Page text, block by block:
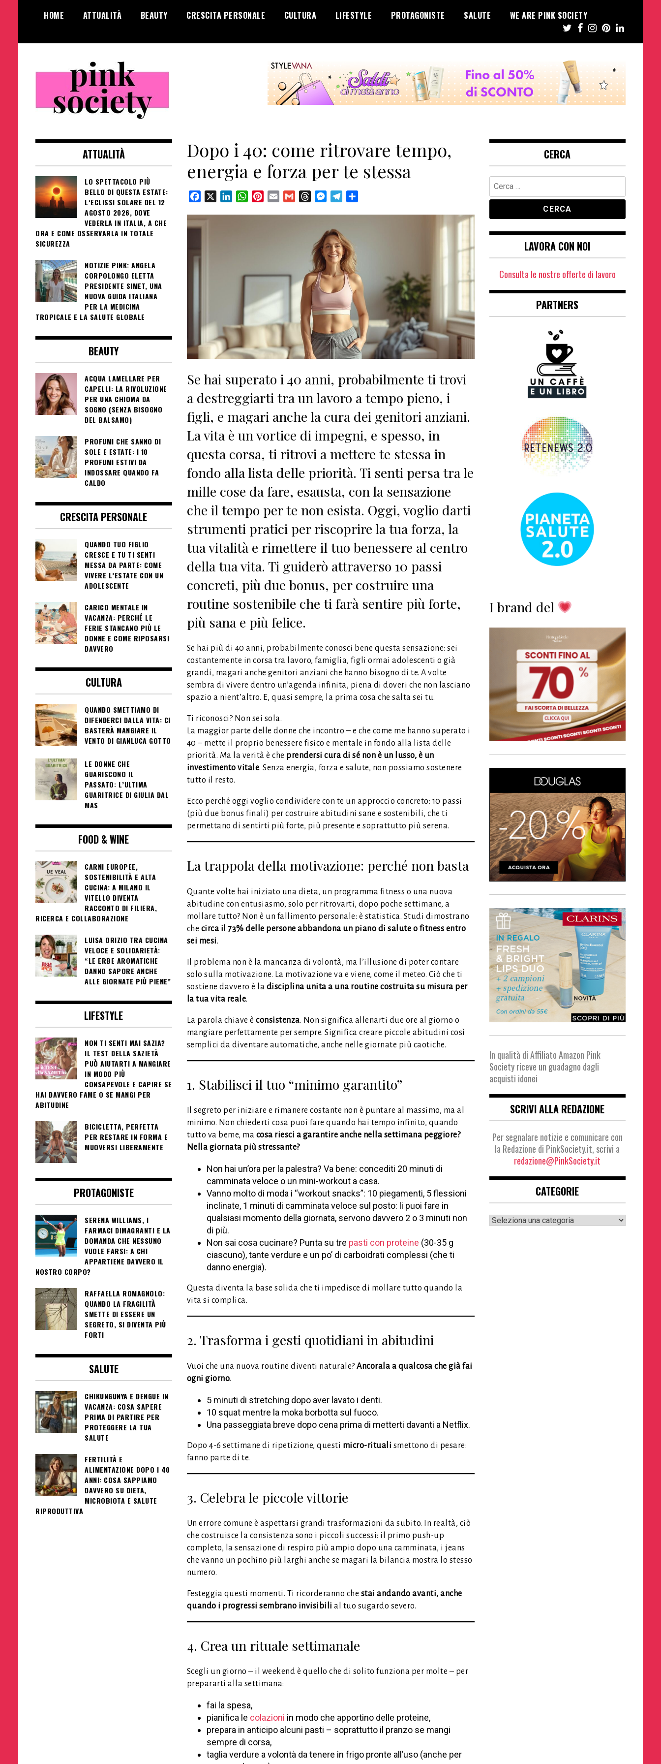
HOME ATTUALITÀ BEAUTY CRESCITA PERSONALE CULTURA LIFESTYLE PROTAGONISTE SALUTE WE ARE PINK SOCIETY
Pink Society
femminile
Dopo i 40: come ritrovare tempo,
energia e forza per te stessa
Facebook LinkedInWhatsAppPinterest
Email Gmail ThreadsMessenger
Telegram
Se hai superato i 40 anni, probabilmente ti trovi
a destreggiarti tra un lavoro a tempo pieno, i
figli, e magari anche la cura dei genitori anziani.
La vita è un vortice di impegni, e spesso, in
questa corsa, ti ritrovi a mettere te stessa in
fondo alla lista delle priorità. Ti senti persa tra le
mille cose da fare, esausta, con la sensazione
che il tempo per te non esista. Oggi, voglio darti
strumenti pratici per riscoprire la tua forza, la
tua vitalità e rimettere il tuo benessere al centro
della tua vita. Ti guiderò attraverso 10 passi
concreti, più due bonus, per costruire una
routine sostenibile che ti farà sentire più forte,
più sana e più felice.
Se hai più di 40 anni, probabilmente conosci bene questa sensazione: sei
costantemente in corsa tra lavoro, famiglia, figli ormai adolescenti o già
grandi, magari anche genitori anziani che hanno bisogno di te. A volte
sembra di vivere dentro un’agenda infinita, piena di doveri che non lasciano
spazio a nient’altro. E, quasi sempre, la prima cosa che salta sei tu.
Ti riconosci? Non sei sola.
La maggior parte delle donne che incontro – e che come me hanno superato i
40 – mette il proprio benessere fisico e mentale in fondo alla lista delle
priorità. Ma la verità è che prendersi cura di sé non è un lusso, è un
investimento vitale. Senza energia, forza e salute, non possiamo sostenere
tutto il resto.
Ecco perché oggi voglio condividere con te un approccio concreto: 10 passi
(più due bonus finali) per costruire abitudini sane e sostenibili, che ti
permettano di sentirti più forte, più presente e soprattutto più serena.
La trappola della motivazione: perché non basta
Quante volte hai iniziato una dieta, un programma fitness o una nuova
abitudine con entusiasmo, solo per ritrovarti, dopo poche settimane, a
mollare tutto? Non è un fallimento personale: è statistica. Studi dimostrano
che circa il 73% delle persone abbandona un piano di salute o fitness entro
sei mesi.
Il problema non è la mancanza di volontà, ma l’illusione di poter contare
solo sulla motivazione. La motivazione va e viene, come il meteo. Ciò che ti
sostiene davvero è la disciplina unita a una routine costruita su misura per
la tua vita reale.
La parola chiave è consistenza. Non significa allenarti due ore al giorno o
mangiare perfettamente per sempre. Significa creare piccole abitudini così
semplici da diventare automatiche, anche nelle giornate più caotiche.
1. Stabilisci il tuo “minimo garantito”
Il segreto per iniziare e rimanere costante non è puntare al massimo, ma al
minimo. Non chiederti cosa puoi fare quando hai tempo infinito, quando
tutto va beme, ma cosa riesci a garantire anche nella settimana peggiore?
Nella giornata più stressante?
Non hai un’ora per la palestra? Va bene: concediti 20 minuti di
camminata veloce o un mini-workout a casa.
Vanno molto di moda i “workout snacks”: 10 piegamenti, 5 flessioni
inclinate, 1 minuti di camminata veloce sul posto: li puoi fare in
qualsiasi momento della giornata, servono davvero 2 o 3 minuti non
di più.
Non sai cosa cucinare? Punta su tre pasti con proteine (30-35 g
ciascuno), tante verdure e un po’ di carboidrati complessi (che ti
danno energia).
Questa diventa la base solida che ti impedisce di mollare tutto quando la
vita si complica.
2. Trasforma i gesti quotidiani in abitudini
Vuoi che una nuova routine diventi naturale? Ancorala a qualcosa che già fai
ogni giorno.
5 minuti di stretching dopo aver lavato i denti.
10 squat mentre la moka borbotta sul fuoco.
Una passeggiata breve dopo cena prima di metterti davanti a Netflix.
Dopo 4-6 settimane di ripetizione, questi micro-rituali smettono di pesare:
fanno parte di te.
3. Celebra le piccole vittorie
Un errore comune è aspettarsi grandi trasformazioni da subito. In realtà, ciò
che costruisce la consistenza sono i piccoli successi: il primo push-up
completo, la sensazione di respiro più ampio dopo una camminata, i jeans
che vanno un pochino più larghi anche se magari la bilancia mostra lo stesso
numero.
Festeggia questi momenti. Ti ricorderanno che stai andando avanti, anche
quando i progressi sembrano invisibili al tuo sugardo severo.
4. Crea un rituale settimanale
Scegli un giorno – il weekend è quello che di solito funziona per molte – per
prepararti alla settimana:
fai la spesa,
pianifica le colazioni in modo che apportino delle proteine,
prepara in anticipo alcuni pasti – soprattutto il pranzo se mangi
sempre di corsa,
taglia verdure a volontà da tenere in frigo pronte all’uso (anche per
ATTUALITÀ
LO SPETTACOLO PIÙ
BELLO DI QUESTA ESTATE:
L’ECLISSI SOLARE DEL 12
AGOSTO 2026, DOVE
VEDERLA IN ITALIA, A CHE
ORA E COME OSSERVARLA IN TOTALE
SICUREZZA
NOTIZIE PINK: ANGELA
CORPOLONGO ELETTA
PRESIDENTE SIMET, UNA
NUOVA GUIDA ITALIANA
PER LA MEDICINA
TROPICALE E LA SALUTE GLOBALE
BEAUTY
ACQUA LAMELLARE PER
CAPELLI: LA RIVOLUZIONE
PER UNA CHIOMA DA
SOGNO (SENZA BISOGNO
DEL BALSAMO)
PROFUMI CHE SANNO DI
SOLE E ESTATE: I 10
PROFUMI ESTIVI DA
INDOSSARE QUANDO FA
CALDO
CRESCITA PERSONALE
QUANDO TUO FIGLIO
CRESCE E TU TI SENTI
MESSA DA PARTE: COME
VIVERE L’ESTATE CON UN
ADOLESCENTE
CARICO MENTALE IN
VACANZA: PERCHÉ LE
FERIE STANCANO PIÙ LE
DONNE E COME RIPOSARSI
DAVVERO
CULTURA
QUANDO SMETTIAMO DI
DIFENDERCI DALLA VITA: CI
BASTERÀ MANGIARE IL
VENTO DI GIANLUCA GOTTO
LE DONNE CHE
GUARISCONO IL
PASSATO: L’ULTIMA
GUARITRICE DI GIULIA DAL
MAS
FOOD & WINE
CARNI EUROPEE,
SOSTENIBILITÀ E ALTA
CUCINA: A MILANO IL
VITELLO DIVENTA
RACCONTO DI FILIERA,
RICERCA E COLLABORAZIONE
LUISA ORIZIO TRA CUCINA
VELOCE E SOLIDARIETÀ:
“LE ERBE AROMATICHE
DANNO SAPORE ANCHE
ALLE GIORNATE PIÙ PIENE”
LIFESTYLE
NON TI SENTI MAI SAZIA?
IL TEST DELLA SAZIETÀ
PUÒ AIUTARTI A MANGIARE
IN MODO PIÙ
CONSAPEVOLE E CAPIRE SE
HAI DAVVERO FAME O SE MANGI PER
ABITUDINE
BICICLETTA, PERFETTA
PER RESTARE IN FORMA E
MUOVERSI LIBERAMENTE
PROTAGONISTE
SERENA WILLIAMS, I
FARMACI DIMAGRANTI E LA
DOMANDA CHE NESSUNO
VUOLE FARSI: A CHI
APPARTIENE DAVVERO IL
NOSTRO CORPO?
RAFFAELLA ROMAGNOLO:
QUANDO LA FRAGILITÀ
SMETTE DI ESSERE UN
SEGRETO, SI DIVENTA PIÙ
FORTI
SALUTE
CHIKUNGUNYA E DENGUE IN
VACANZA: COSA SAPERE
PRIMA DI PARTIRE PER
PROTEGGERE LA TUA
SALUTE
FERTILITÀ E
ALIMENTAZIONE DOPO I 40
ANNI: COSA SAPPIAMO
DAVVERO SU DIETA,
MICROBIOTA E SALUTE
RIPRODUTTIVA
CERCA
Ricerca
per:
LAVORA CON NOI
Consulta le nostre offerte di lavoro
PARTNERS
I brand del
In qualità di Affiliato Amazon Pink
Society riceve un guadagno dagli
acquisti idonei
SCRIVI ALLA REDAZIONE
Per segnalare notizie e comunicare con
la Redazione di PinkSociety.it, scrivi a
redazione@PinkSociety.it
CATEGORIE
Categorie